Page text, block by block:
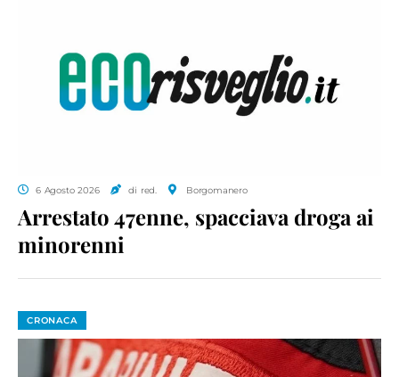
6 Agosto 2026 di red. Borgomanero
Arrestato 47enne, spacciava droga ai
minorenni
CRONACA